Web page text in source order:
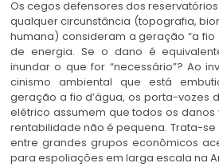
Os cegos defensores dos
qualquer circunstância (topografia,
humana) consideram a geração “a fio
de energia. Se o dano é
inundar o que for “necessário”? Ao
cinismo ambiental que está
geração a fio d’água, os porta-vozes
elétrico assumem que todos os
rentabilidade não é pequena. Trata-se
entre grandes grupos econômicos
para espoliações em larga escala na